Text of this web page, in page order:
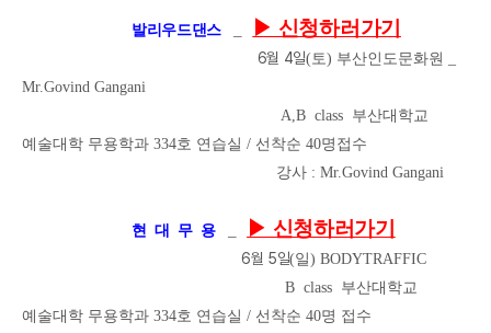
발리우드댄스 ▶ 신청하러가기
6월 4일(토) 부산인도문화원 _
Mr.Govind Gangani
A,B class 부산대학교
예술대학 무용학과 334호 연습실 / 선착순 40명접수
강사 : Mr.Govind Gangani
현 대 무 용_ ▶ 신청하러가기
6월 5일(일) BODYTRAFFIC
B class 부산대학교
예술대학 무용학과 334호 연습실 / 선착순 40명 접수